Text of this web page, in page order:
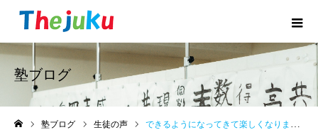
塾ブログ
塾ブログ 生徒の声 できるようになってきて楽しくなりました内部中学2年Yさん